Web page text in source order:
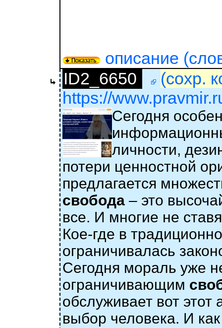
описание
ID2_6650
(сохр.
https://
Сегодня
личности,
потери ценностной
предлагается
свобода – это
все. И многие не
Кое-где в
ограничивалась
Сегодня мораль уже
ограничивающим
обслуживает вот
выбор человека. И